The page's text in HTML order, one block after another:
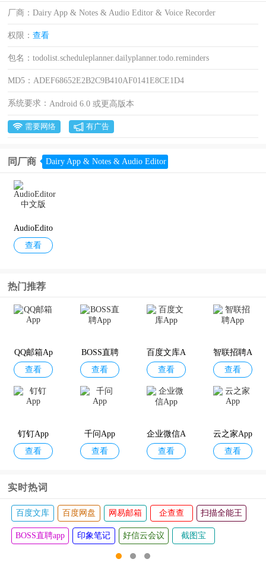
厂商：Dairy App & Notes & Audio Editor & Voice Recorder
权限：查看
包名：todolist.scheduleplanner.dailyplanner.todo.reminders
MD5：ADEF68652E2B2C9B410AF0141E8CE1D4
系统要求： Android 6.0 或更高版本
需要网络 有广告
同厂商 Dairy App & Notes & Audio Editor & Voice Recorder
AudioEdito
r中文版
查看
热门推荐
QQ邮箱Ap
p
查看
BOSS直聘
App
查看
百度文库A
pp
查看
智联招聘A
pp
查看
钉钉App
查看
千问App
查看
企业微信A
pp
查看
云之家App
查看
实时热词
百度文库 百度网盘 网易邮箱 企查查 扫描全能王
BOSS直聘app 印象笔记 好信云会议 截图宝